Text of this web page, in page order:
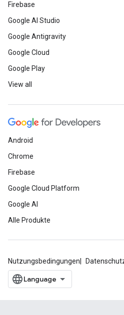
Firebase
Google AI Studio
Google Antigravity
Google Cloud
Google Play
View all
Android
Chrome
Firebase
Google Cloud Platform
Google AI
Alle Produkte
Nutzungsbedingungen